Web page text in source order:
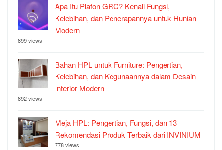
Apa Itu Plafon GRC? Kenali Fungsi,
Kelebihan, dan Penerapannya untuk Hunian
Modern
899 views
Bahan HPL untuk Furniture: Pengertian,
Kelebihan, dan Kegunaannya dalam Desain
Interior Modern
892 views
Meja HPL: Pengertian, Fungsi, dan 13
Rekomendasi Produk Terbaik dari INVINIUM
778 views